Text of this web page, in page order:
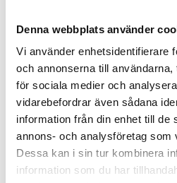
Denna webbplats använder
Vi använder enhetsidentifierare
och annonserna till
för sociala medier och
vidarebefordrar även sådana
information från din enhet till de
annons- och analysföretag som
Dessa kan i sin tur kombinera
information som du har
KÖP
Finns i lager